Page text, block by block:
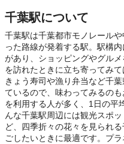
千葉駅について
千葉駅は千葉都市モノレールや
った路線が発着する駅。駅構
があり、ショッピングやグル
を訪れたときに立ち寄ってみ
きょう寿司や漁り弁当など千
ているので、味わってみるの
を利用する人が多く、1日の平
んな千葉駅周辺には観光スポ
ど、四季折々の花々を見られ
ごしたいときに最適です。プ